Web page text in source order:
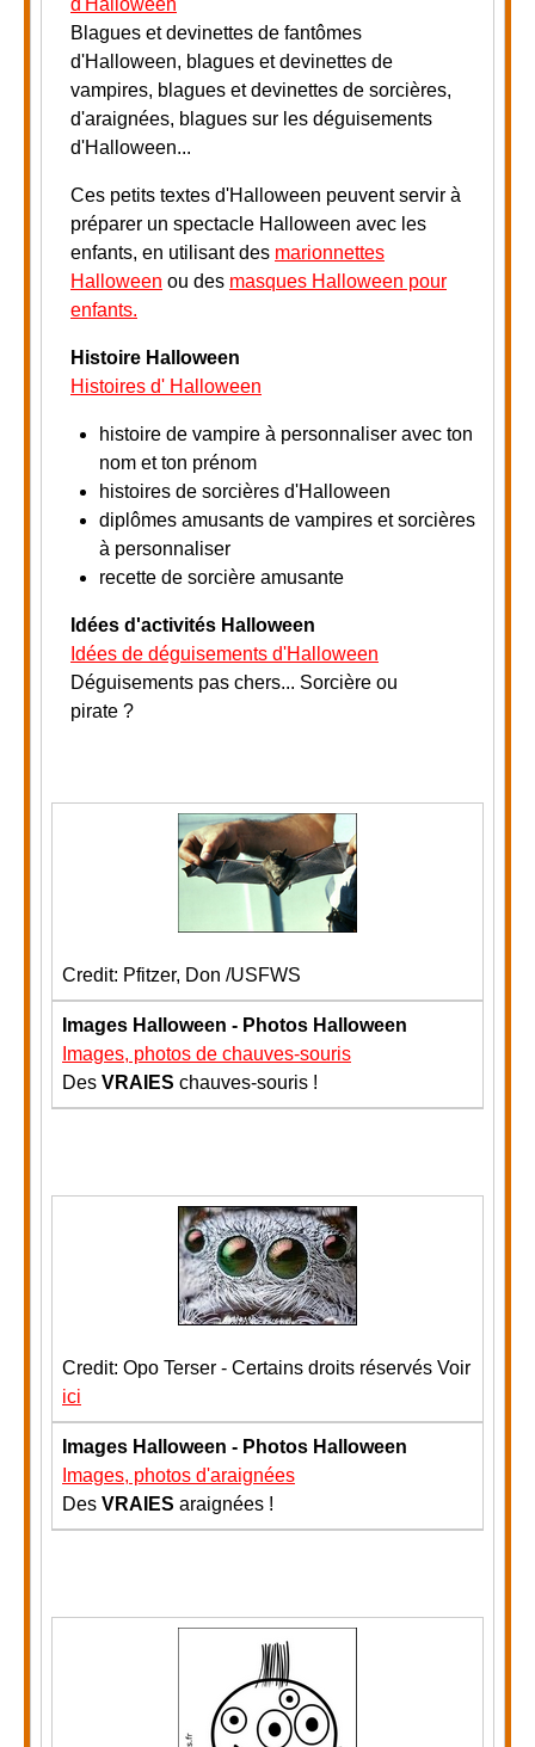
d'Halloween
Blagues et devinettes de fantômes
d'Halloween, blagues et devinettes de
vampires, blagues et devinettes de sorcières,
d'araignées, blagues sur les déguisements
d'Halloween...
Ces petits textes d'Halloween peuvent servir à
préparer un spectacle Halloween avec les
enfants, en utilisant des marionnettes
Halloween ou des masques Halloween pour
enfants.
Histoire Halloween
Histoires d' Halloween
histoire de vampire à personnaliser avec ton
nom et ton prénom
histoires de sorcières d'Halloween
diplômes amusants de vampires et sorcières
à personnaliser
recette de sorcière amusante
Idées d'activités Halloween
Idées de déguisements d'Halloween
Déguisements pas chers... Sorcière ou
pirate ?
Credit: Pfitzer, Don /USFWS
Images Halloween - Photos Halloween
Images, photos de chauves-souris
Des VRAIES chauves-souris !
Credit: Opo Terser - Certains droits réservés Voir
ici
Images Halloween - Photos Halloween
Images, photos d'araignées
Des VRAIES araignées !